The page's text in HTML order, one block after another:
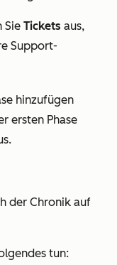
Sie Tickets aus,
Support-
hinzufügen
ersten Phase
der Chronik auf
tun: